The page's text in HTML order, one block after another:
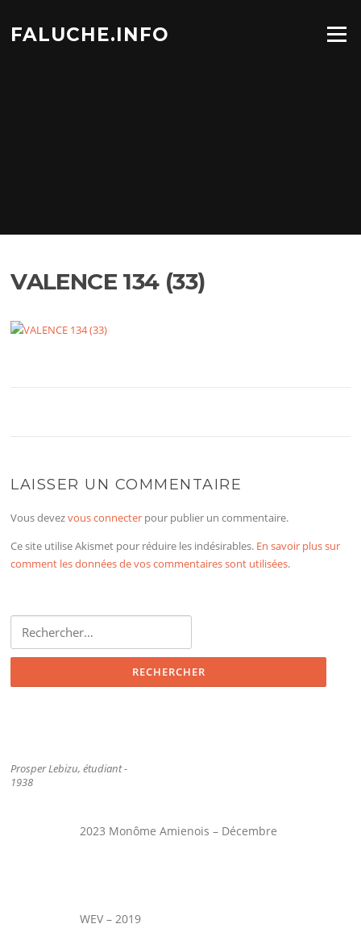
contenu
FALUCHE.INFO Menu
VALENCE 134 (33)
LAISSER UN COMMENTAIRE
Vous devezvous connecter pour publier un commentaire.
Ce site utilise Akismet pour réduire les indésirables. En savoir plus sur
comment les données de vos commentaires sont utilisées.
Prosper Lebizu, étudiant -
1938
2023 Monôme Amienois – Décembre
WEV – 2019